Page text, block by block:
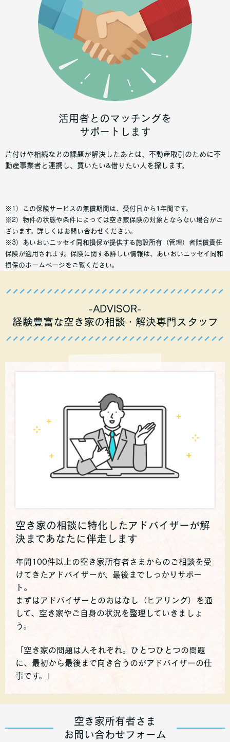
活用者とのマッチングを
サポートします
片付けや相続などの課題が解決したあとは、不動産取引のために不
動産事業者と連携し、買いたい&借りたい人を探します。
※1）この保険サービスの無償期間は、受付日から1年間です。
※2）物件の状態や条件によっては空き家保険の対象とならない場合がご
ざいます。詳しくはお問い合わせください。
※3）あいおいニッセイ同和損保が提供する施設所有（管理）者賠償責任
保険が適用されます。保険に関する詳しい情報は、あいおいニッセイ同和
損保のホームページをご覧ください。
-ADVISOR-
経験豊富な空き家の相談・解決専門スタッフ
空き家の相談に特化したアドバイザーが解
決まであなたに伴走します
年間100件以上の空き家所有者さまからのご相談を受
けてきたアドバイザーが、 最後までしっかりサポー
ト。
まずはアドバイザーとのおはなし（ヒアリング）を通
して、空き家やご自身の状況を整理していきましょ
う。
「空き家の問題は人それぞれ。ひとつひとつの問題
に、最初から最後まで向き合うのがアドバイザーの仕
事です。」
空き家所有者さま
お問い合わせフォーム